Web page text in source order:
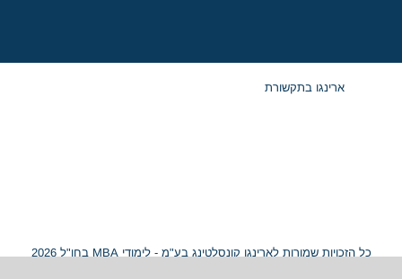
ארינגו בתקשורת
כל הזכויות שמורות לארינגו קונסלטינג בע"מ - לימודי MBA בחו"ל 2026